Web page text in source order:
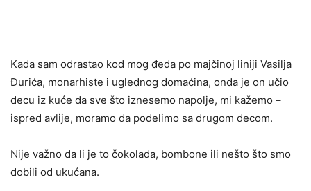
Kada sam odrastao kod mog đeda po majčinoj liniji Vasilja
Đurića, monarhiste i uglednog domaćina, onda je on učio
decu iz kuće da sve što iznesemo napolje, mi kažemo –
ispred avlije, moramo da podelimo sa drugom decom.
Nije važno da li je to čokolada, bombone ili nešto što smo
dobili od ukućana.